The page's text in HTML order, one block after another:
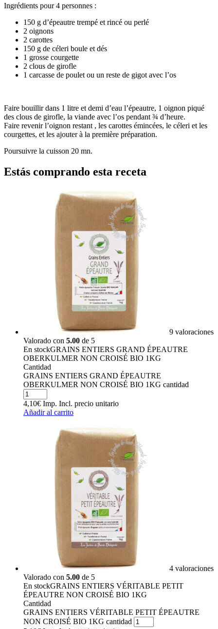
Ingrédients pour 4 personnes :
150 g d’épeautre trempé et rincé ou perlé
2 oignons
2 carottes
150 g de céleri boule et dés
1 grosse courgette
2 clous de girofle
1 carcasse de poulet ou un reste de gigot avec l’os
Faire bouillir dans 1 litre et demi d’eau l’épeautre, 1 oignon piqué
des clous de girofle, la viande avec l’os pendant ¾ d’heure.
Faire revenir l’oignon restant , les carottes émincées, le céleri et les
courgettes, et les ajouter à la première préparation.
Poursuivre la cuisson 20 mn.
Estás comprando esta receta
9 valoraciones
Valorado con 5.00 de 5
En stockGRAINS ENTIERS GRAND ÉPEAUTRE
OBERKULMER NON CROISÉ BIO 1KG
Cantidad
GRAINS ENTIERS GRAND ÉPEAUTRE
OBERKULMER NON CROISÉ BIO 1KG cantidad
4,10€ Imp. Incl. precio unitario
Añadir al carrito
4 valoraciones
Valorado con 5.00 de 5
En stockGRAINS ENTIERS VÉRITABLE PETIT
ÉPEAUTRE NON CROISÉ BIO 1KG
Cantidad
GRAINS ENTIERS VÉRITABLE PETIT ÉPEAUTRE
NON CROISÉ BIO 1KG cantidad